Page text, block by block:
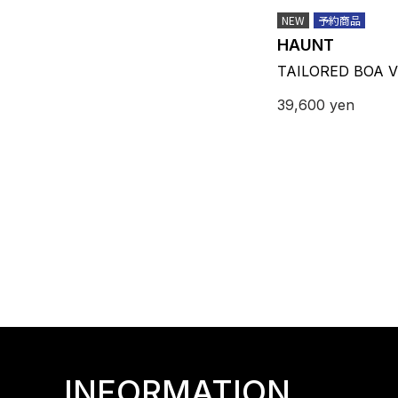
NEW 予約商品
HAUNT
TAILORED BOA
39,600 yen